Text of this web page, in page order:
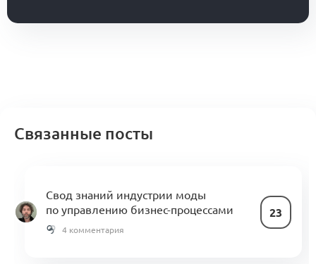
Связанные посты
Свод знаний индустрии моды
по управлению бизнес-процессами
23
4 комментария